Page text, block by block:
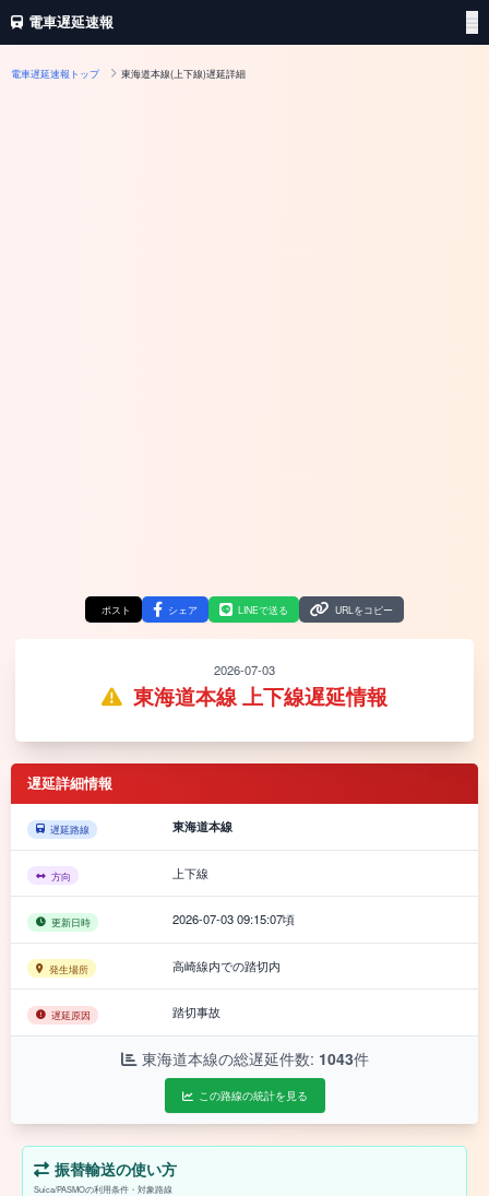
電車遅延速報
電車遅延速報トップ 東海道本線(上下線)遅延詳細
ポスト シェア LINEで送る URLをコピー
2026-07-03
東海道本線 上下線遅延情報
遅延詳細情報
遅延路線 東海道本線
方向 上下線
更新日時 2026-07-03 09:15:07頃
発生場所 高崎線内での踏切内
遅延原因 踏切事故
東海道本線の総遅延件数: 1043件
この路線の統計を見る
振替輸送の使い方
Suica/PASMOの利用条件・対象路線